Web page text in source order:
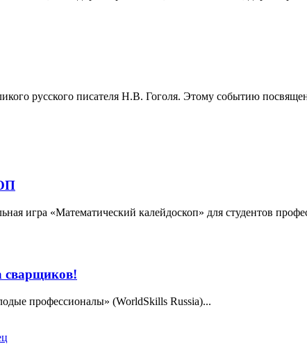
русского писателя Н.В. Гоголя. Этому событию
игра «Математический калейдоскоп» для студентов
сварщиков!
профессионалы» (WorldSkills Russia)...